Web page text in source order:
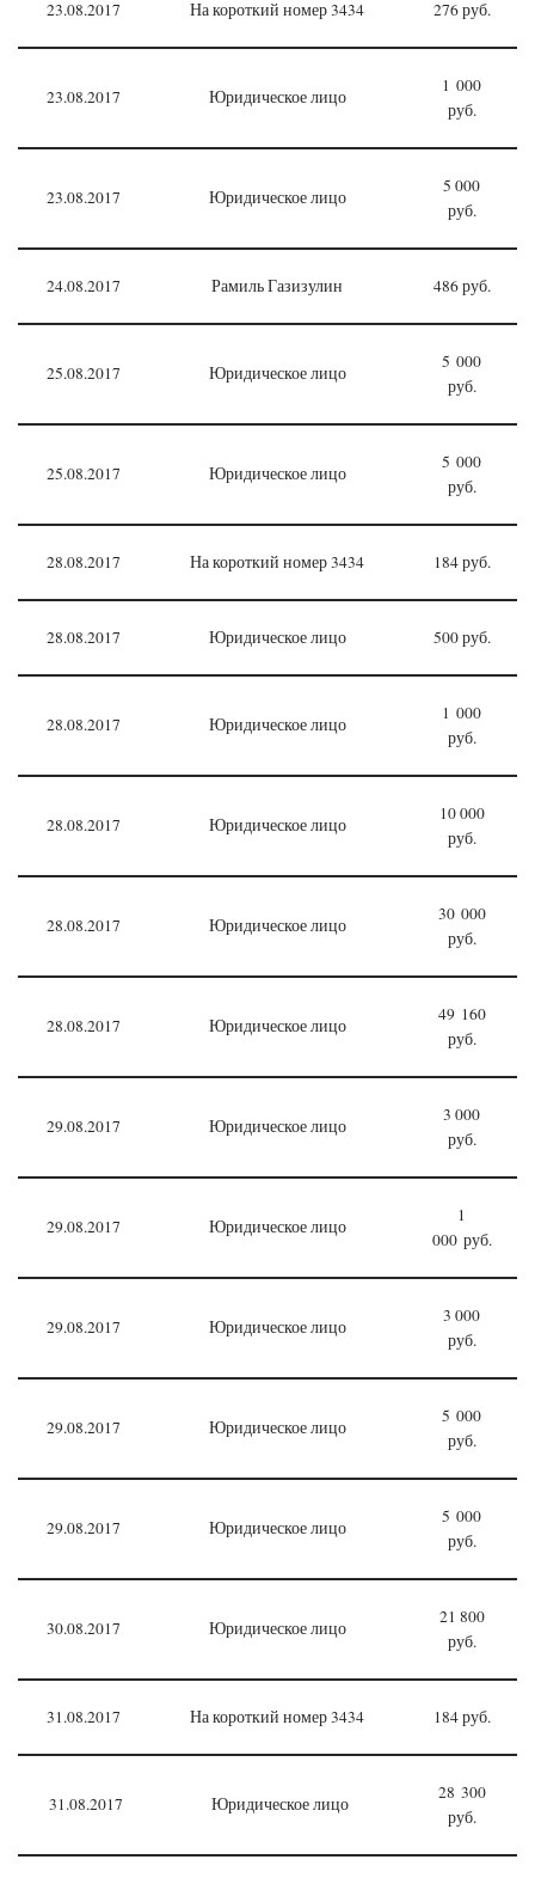
23.08.2017 На короткий номер 3434 276 руб.
23.08.2017 Юридическое лицо
1 000
руб.
23.08.2017 Юридическое лицо
5 000
руб.
24.08.2017 Рамиль Газизулин 486 руб.
25.08.2017 Юридическое лицо
5 000
руб.
25.08.2017 Юридическое лицо
5 000
руб.
28.08.2017 На короткий номер 3434 184 руб.
28.08.2017 Юридическое лицо 500 руб.
28.08.2017 Юридическое лицо
1 000
руб.
28.08.2017 Юридическое лицо
10 000
руб.
28.08.2017 Юридическое лицо
30 000
руб.
28.08.2017 Юридическое лицо
49 160
руб.
29.08.2017 Юридическое лицо
3 000
руб.
29.08.2017 Юридическое лицо
1
000 руб.
29.08.2017 Юридическое лицо
3 000
руб.
29.08.2017 Юридическое лицо
5 000
руб.
29.08.2017 Юридическое лицо
5 000
руб.
30.08.2017 Юридическое лицо
21 800
руб.
31.08.2017 На короткий номер 3434 184 руб.
31.08.2017 Юридическое лицо
28 300
руб.